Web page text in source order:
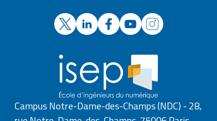
Campus Notre-Dame-des-Champs (NDC) - 28,